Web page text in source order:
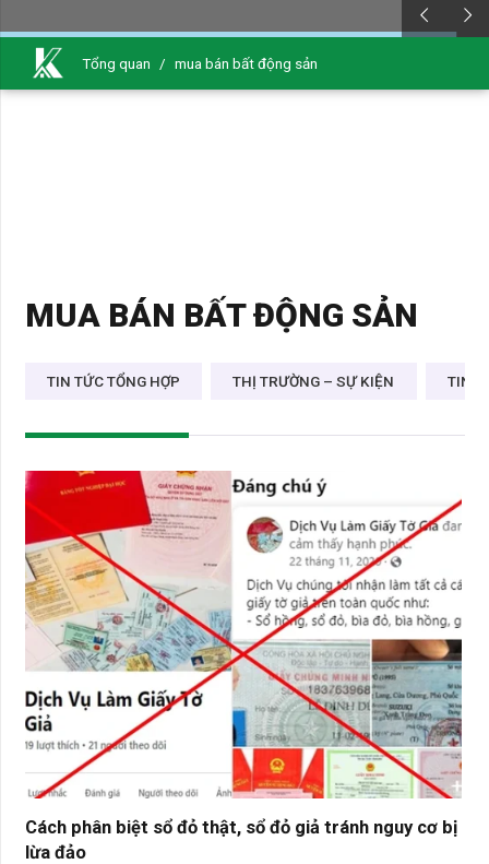
Tổng quan / mua bán bất động sản
MUA BÁN BẤT ĐỘNG SẢN
TIN TỨC TỔNG HỢP THỊ TRƯỜNG – SỰ KIỆN TIN
Cách phân biệt sổ đỏ thật, sổ đỏ giả tránh nguy cơ bị
lừa đảo